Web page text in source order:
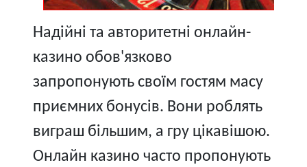
Надійні та авторитетні онлайн-
казино обов'язково
запропонують своїм гостям масу
приємних бонусів. Вони роблять
виграш більшим, а гру цікавішою.
Онлайн казино часто пропонують